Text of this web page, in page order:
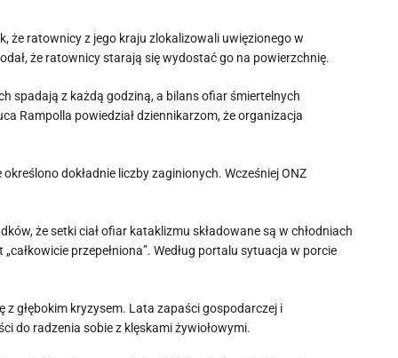
że ratownicy z jego kraju zlokalizowali uwięzionego w
że ratownicy starają się wydostać go na powierzchnię.
spadają z każdą godziną, a bilans ofiar śmiertelnych
Rampolla powiedział dziennikarzom, że organizacja
określono dokładnie liczby zaginionych. Wcześniej ONZ
że setki ciał ofiar kataklizmu składowane są w chłodniach
przepełniona”. Według portalu sytuacja w porcie
z głębokim kryzysem. Lata zapaści gospodarczej i
do radzenia sobie z klęskami żywiołowymi.